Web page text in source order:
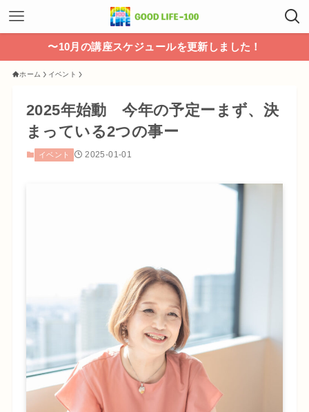
〜10月の講座スケジュールを更新しました！
ホーム イベント
2025年始動 今年の予定ーまず、決
まっている2つの事ー
イベント 2025-01-01